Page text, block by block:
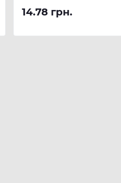
14.78 грн.